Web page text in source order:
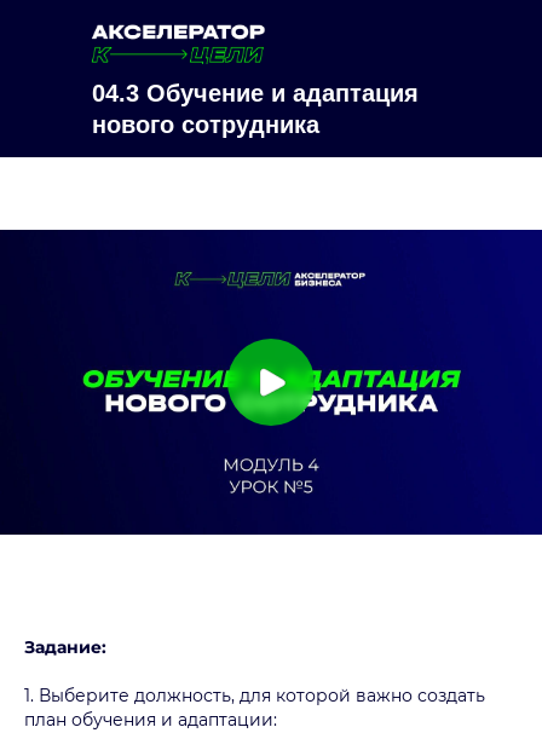
04.3 Обучение и адаптация
нового сотрудника
Задание:
1. Выберите должность, для которой важно создать
план обучения и адаптации: